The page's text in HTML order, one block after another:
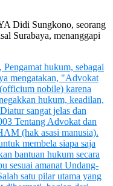
Didi Sungkono, seorang
Surabaya, menanggapi